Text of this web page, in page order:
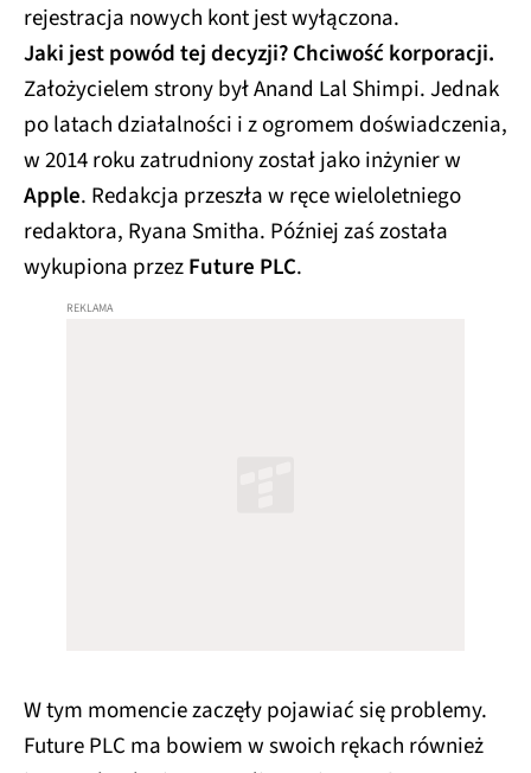
rejestracja nowych kont jest wyłączona.
Jaki jest powód tej decyzji? Chciwość korporacji.
Założycielem strony był Anand Lal Shimpi. Jednak
po latach działalności i z ogromem doświadczenia,
w 2014 roku zatrudniony został jako inżynier w
Apple. Redakcja przeszła w ręce wieloletniego
redaktora, Ryana Smitha. Później zaś została
wykupiona przezFuture PLC.
W tym momencie zaczęły pojawiać się problemy.
Future PLC ma bowiem w swoich rękach również